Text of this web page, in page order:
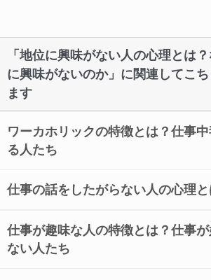
「地位に興味がない人の心理とは
に興味がないのか」に関連してこ
ます
ワーカホリックの特徴とは？仕事
る人たち
仕事の話をしたがらない人の心理
仕事が趣味な人の特徴とは？仕事
ない人たち